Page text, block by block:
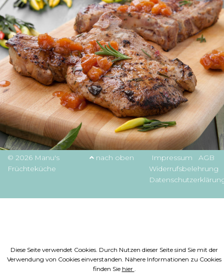
© 2026 Manu's
Früchteküche
nach oben Impressum
AGB
Widerrufsbelehrung
Diese Seite verwendet Cookies. Durch Nutzen dieser Seite sind Sie mit der
Verwendung von Cookies einverstanden. Nähere Informationen zu Cookies
finden Sie hier .